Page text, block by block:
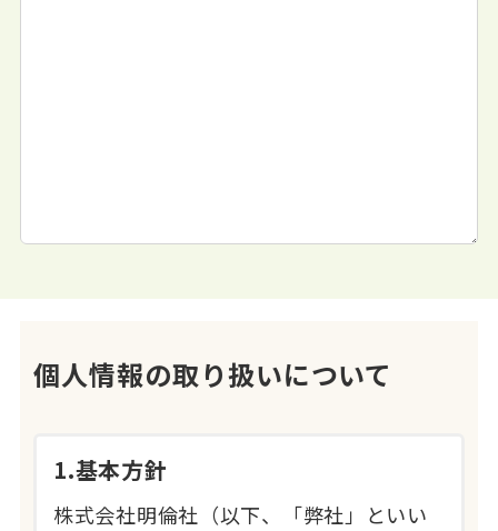
個人情報の取り扱いについて
1.基本方針
株式会社明倫社（以下、「弊社」といい